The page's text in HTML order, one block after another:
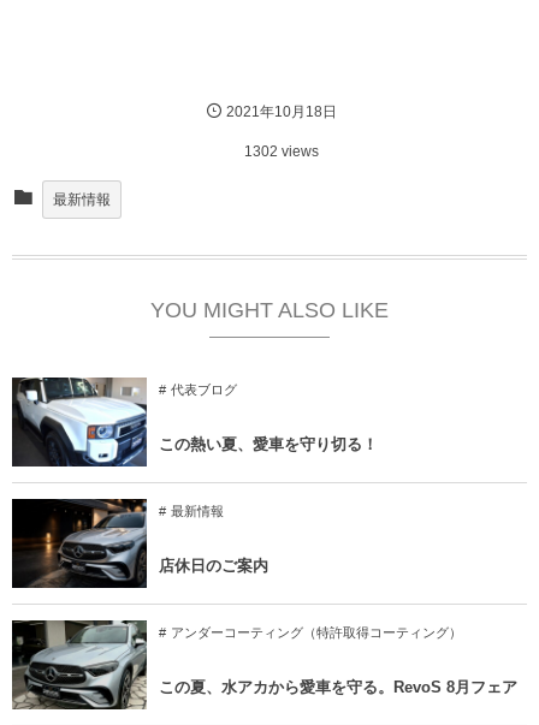
2021年10月18日
1302 views
最新情報
YOU MIGHT ALSO LIKE
代表ブログ
この熱い夏、愛車を守り切る！
最新情報
店休日のご案内
アンダーコーティング（特許取得コーティング）
この夏、水アカから愛車を守る。RevoS 8月フェア